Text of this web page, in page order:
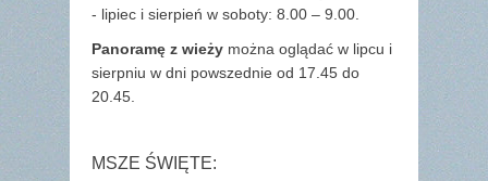
- lipiec i sierpień w soboty: 8.00 – 9.00.
Panoramę z wieży można oglądać w lipcu i
sierpniu w dni powszednie od 17.45 do
20.45.
MSZE ŚWIĘTE: